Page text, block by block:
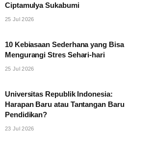
Ciptamulya Sukabumi
25 Jul 2026
10 Kebiasaan Sederhana yang Bisa
Mengurangi Stres Sehari-hari
25 Jul 2026
Universitas Republik Indonesia:
Harapan Baru atau Tantangan Baru
Pendidikan?
23 Jul 2026